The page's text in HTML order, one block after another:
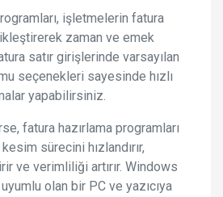
işletmelerin fatura
zaman ve emek
satır girişlerinde varsayılan
seçenekleri sayesinde hızlı
yapabilirsiniz.
fatura hazırlama programları
sürecini hızlandırır,
ve verimliliği artırır. Windows
olan bir PC ve yazıcıya